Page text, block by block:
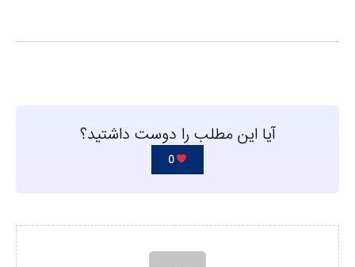
آیا این مطلب را دوست داشتید؟
0